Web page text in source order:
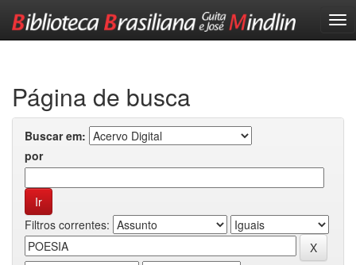
Página de busca
Buscar em:
por
Filtros correntes: